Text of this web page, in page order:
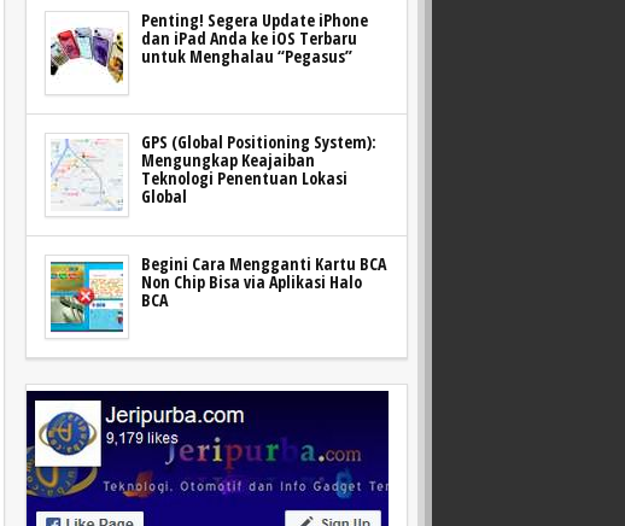
Penting! Segera Update iPhone
dan iPad Anda ke iOS Terbaru
untuk Menghalau “Pegasus”
GPS (Global Positioning System):
Mengungkap Keajaiban
Teknologi Penentuan Lokasi
Global
Begini Cara Mengganti Kartu BCA
Non Chip Bisa via Aplikasi Halo
BCA